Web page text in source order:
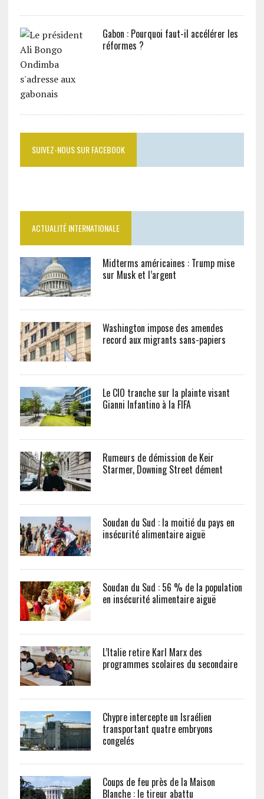
Gabon : Pourquoi faut-il accélérer les
réformes ?
SUIVEZ-NOUS SUR FACEBOOK
ACTUALITÉ INTERNATIONALE
Midterms américaines : Trump mise
sur Musk et l’argent
Washington impose des amendes
record aux migrants sans-papiers
Le CIO tranche sur la plainte visant
Gianni Infantino à la FIFA
Rumeurs de démission de Keir
Starmer, Downing Street dément
Soudan du Sud : la moitié du pays en
insécurité alimentaire aiguë
Soudan du Sud : 56 % de la population
en insécurité alimentaire aiguë
L’Italie retire Karl Marx des
programmes scolaires du secondaire
Chypre intercepte un Israélien
transportant quatre embryons
congelés
Coups de feu près de la Maison
Blanche : le tireur abattu